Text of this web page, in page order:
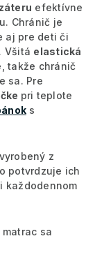
efektívne
Chránič je
aj pre deti či
Všitá elastická
takže chránič
sa. Pre
pri teplote
s
z
potvrdzuje ich
každodennom
sa